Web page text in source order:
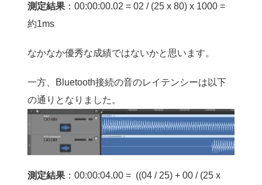
測定結果 ：00:00:00.02 = 02 / (25 x 80) x 1000 =
約1ms
なかなか優秀な成績ではないかと思います。
一方、Bluetooth接続の音のレイテンシーは以下
の通りとなりました。
測定結果 ：00:00:04.00 = ((04 / 25) + 00 / (25 x